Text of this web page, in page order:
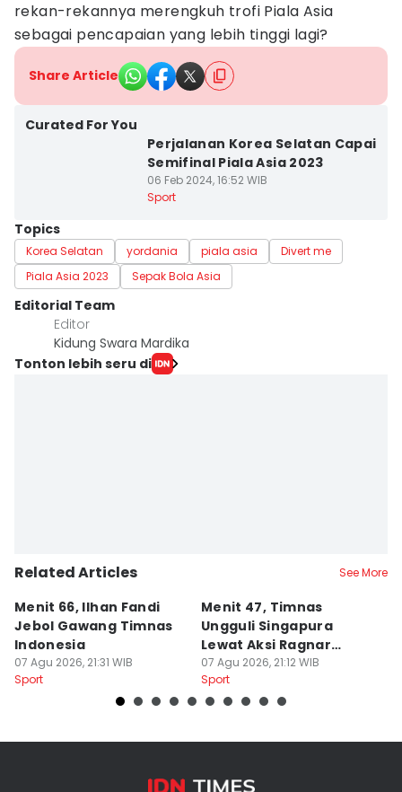
rekan-rekannya merengkuh trofi Piala Asia
sebagai pencapaian yang lebih tinggi lagi?
Share Article
Curated For You
Perjalanan Korea Selatan Capai
Semifinal Piala Asia 2023
06 Feb 2024, 16:52 WIB
Sport
Topics
Korea Selatan yordania piala asia
Divert me
Piala Asia 2023
Sepak Bola Asia
Editorial Team
Editor
Kidung Swara Mardika
Tonton lebih seru di
Related Articles See More
Menit 66, Ilhan Fandi
Jebol Gawang Timnas
Indonesia
07 Agu 2026, 21:31 WIB
Sport
Menit 47, Timnas
Ungguli Singapura
Lewat Aksi Ragnar
Oratmangoen
07 Agu 2026, 21:12 WIB
Sport